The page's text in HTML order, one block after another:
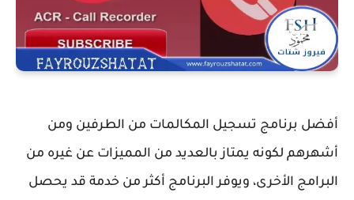
أفضل برنامج تسجيل المكالمات من الطرفين ومن
أشهرهم لكونه يمتاز بالعديد من المميزات عن غيره من
البرامج الأخرى، ويوفر البرنامج أكثر من خدمة قد يحصل